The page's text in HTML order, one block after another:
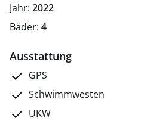
Jahr: 2022
Bäder: 4
Ausstattung
GPS
Schwimmwesten
UKW